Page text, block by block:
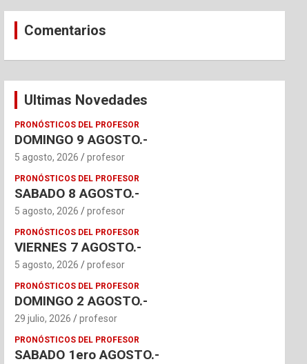
Comentarios
Ultimas Novedades
PRONÓSTICOS DEL PROFESOR
DOMINGO 9 AGOSTO.-
5 agosto, 2026 profesor
PRONÓSTICOS DEL PROFESOR
SABADO 8 AGOSTO.-
5 agosto, 2026 profesor
PRONÓSTICOS DEL PROFESOR
VIERNES 7 AGOSTO.-
5 agosto, 2026 profesor
PRONÓSTICOS DEL PROFESOR
DOMINGO 2 AGOSTO.-
29 julio, 2026 profesor
PRONÓSTICOS DEL PROFESOR
SABADO 1ero AGOSTO.-